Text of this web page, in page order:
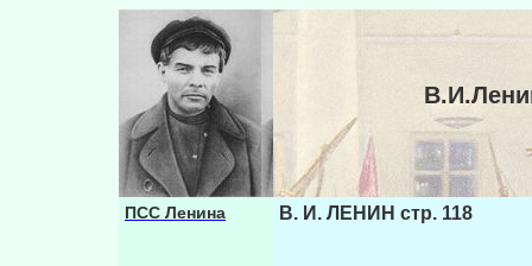
ПСС Ленина В. И. ЛЕНИН стр. 118